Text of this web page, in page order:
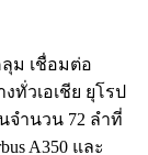
ม เชื่อมต่อ
ทั่วเอเชีย ยุโรป
จำนวน 72 ลำที่
A350 และ